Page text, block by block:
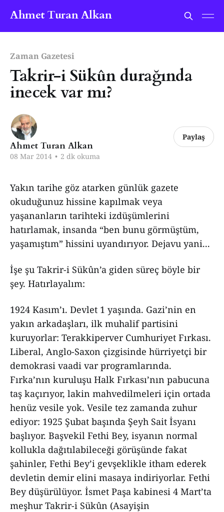
Ahmet Turan Alkan
Zaman Gazetesi
Takrir-i Sükûn durağında
inecek var mı?
Ahmet Turan Alkan
08 Mar 2014 • 2 dk okuma
Paylaş
Yakın tarihe göz atarken günlük gazete
okuduğunuz hissine kapılmak veya
yaşananların tarihteki izdüşümlerini
hatırlamak, insanda “ben bunu görmüştüm,
yaşamıştım” hissini uyandırıyor. Dejavu yani...
İşe şu Takrir-i Sükûn’a giden süreç böyle bir
şey. Hatırlayalım:
1924 Kasım’ı. Devlet 1 yaşında. Gazi’nin en
yakın arkadaşları, ilk muhalif partisini
kuruyorlar: Terakkiperver Cumhuriyet Fırkası.
Liberal, Anglo-Saxon çizgisinde hürriyetçi bir
demokrasi vaadi var programlarında.
Fırka’nın kuruluşu Halk Fırkası’nın pabucuna
taş kaçırıyor, lakin mahvedilmeleri için ortada
henüz vesile yok. Vesile tez zamanda zuhur
ediyor: 1925 Şubat başında Şeyh Sait İsyanı
başlıyor. Başvekil Fethi Bey, isyanın normal
kollukla dağıtılabileceği görüşünde fakat
şahinler, Fethi Bey’i gevşeklikle itham ederek
devletin demir elini masaya indiriyorlar. Fethi
Bey düşürülüyor. İsmet Paşa kabinesi 4 Mart’ta
meşhur Takrir-i Sükûn (Asayişin